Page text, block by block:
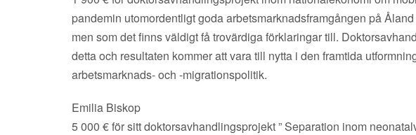
pandemin utomordentligt goda arbetsmarknadsframgången på
men som det finns väldigt få trovärdiga förklaringar till.
detta och resultaten kommer att vara till nytta i den framtida
arbetsmarknads- och -migrationspolitik.
Emilia Biskop
5 000 € för sitt doktorsavhandlingsprojekt ” Separation inom